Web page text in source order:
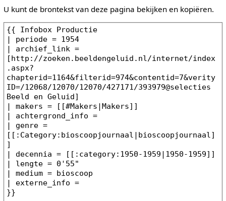
U kunt de brontekst van deze pagina bekijken en kopiëren.